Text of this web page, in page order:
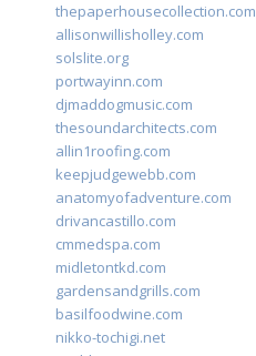
thepaperhousecollection.com
allisonwillisholley.com
solslite.org
portwayinn.com
djmaddogmusic.com
thesoundarchitects.com
allin1roofing.com
keepjudgewebb.com
anatomyofadventure.com
drivancastillo.com
cmmedspa.com
midletontkd.com
gardensandgrills.com
basilfoodwine.com
nikko-tochigi.net